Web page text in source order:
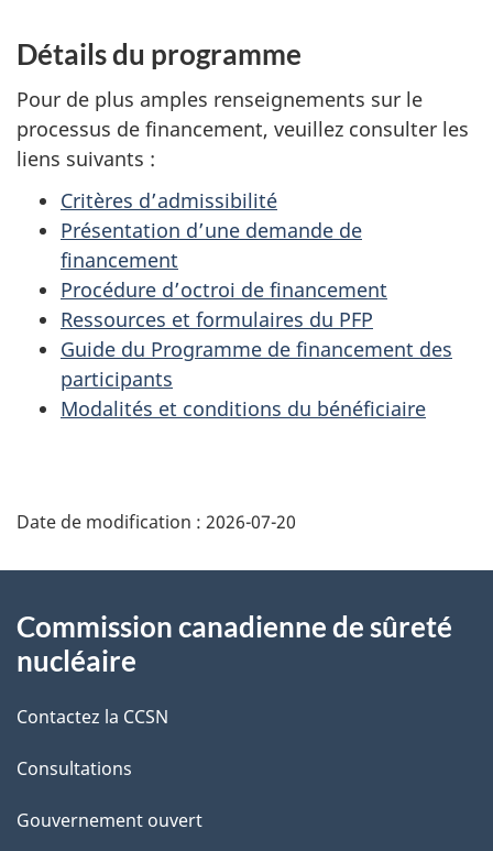
Détails du programme
Pour de plus amples renseignements sur le
processus de financement, veuillez consulter les
liens suivants :
Critères d’admissibilité
Présentation d’une demande de
financement
Procédure d’octroi de financement
Ressources et formulaires du PFP
Guide du Programme de financement des
participants
Modalités et conditions du bénéficiaire
é
a
i
l
s
d
Date de modification : 2026-07-20
propos
ce
site
Commission canadienne de sûreté
nucléaire
Contactez la CCSN
Consultations
Gouvernement ouvert